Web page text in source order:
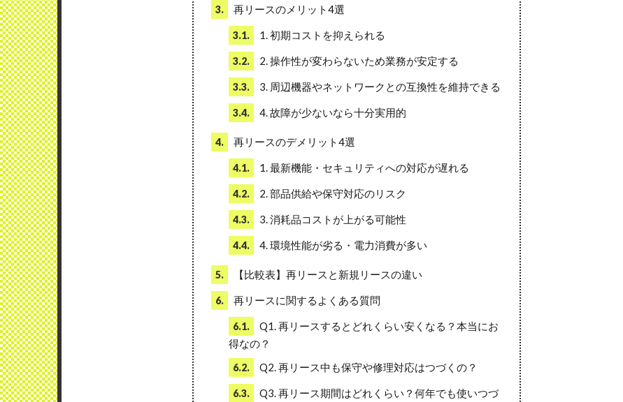
3. 再リースのメリット4選
3.1. 1. 初期コストを抑えられる
3.2. 2. 操作性が変わらないため業務が安定する
3.3. 3. 周辺機器やネットワークとの互換性を維持できる
3.4. 4. 故障が少ないなら十分実用的
4. 再リースのデメリット4選
4.1. 1. 最新機能・セキュリティへの対応が遅れる
4.2. 2. 部品供給や保守対応のリスク
4.3. 3. 消耗品コストが上がる可能性
4.4. 4. 環境性能が劣る・電力消費が多い
5. 【比較表】再リースと新規リースの違い
6. 再リースに関するよくある質問
6.1.
Q1. 再リースするとどれくらい安くなる？本当にお
得なの？
6.2. Q2. 再リース中も保守や修理対応はつづくの？
6.3.
Q3. 再リース期間はどれくらい？何年でも使いつづ